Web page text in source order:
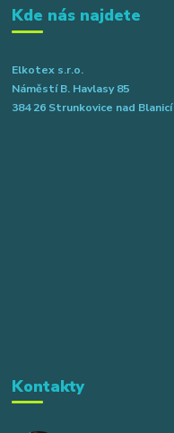
Kde nás najdete
Elkotex s.r.o.
Náměstí B. Havlasy 85
384 26 Strunkovice nad Blanicí
Kontakty